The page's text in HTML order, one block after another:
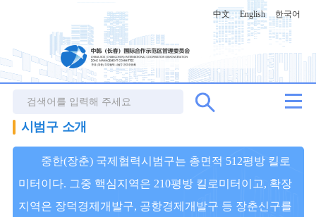
中文 English 한국어
시범구 소개
중한(장춘) 국제협력시범구는 총면적 512평방 킬로
미터이다. 그중 핵심지역은 210평방 킬로미터이고, 확장
지역은 장덕경제개발구, 공항경제개발구 등 장춘신구를